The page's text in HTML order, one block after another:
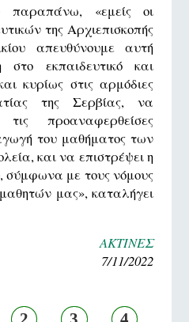
παραπάνω, «εμείς οι
της Αρχιεπισκοπής
απευθύνουμε αυτή
εκπαιδευτικό και
κυρίως στις αρμόδιες
της Σερβίας, να
προαναφερθείσες
του μαθήματος των
και να επιστρέψει η
σύμφωνα με τους νόμους
μας», καταλήγει
ΑΚΤΙΝΕΣ
7/11/2022